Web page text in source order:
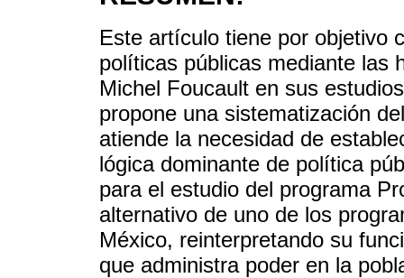
Este artículo tiene por objetivo
políticas públicas mediante las
Michel Foucault en sus
propone una sistematización
atiende la necesidad de
lógica dominante de política
para el estudio del programa
alternativo de uno de los
México, reinterpretando su
que administra poder en la